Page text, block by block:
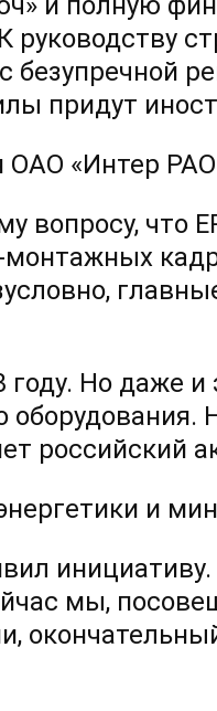
руководству
безупречной
придут
ОАО «Интер
вопросу, что
Но даже и
российский
и
инициативу.
мы,